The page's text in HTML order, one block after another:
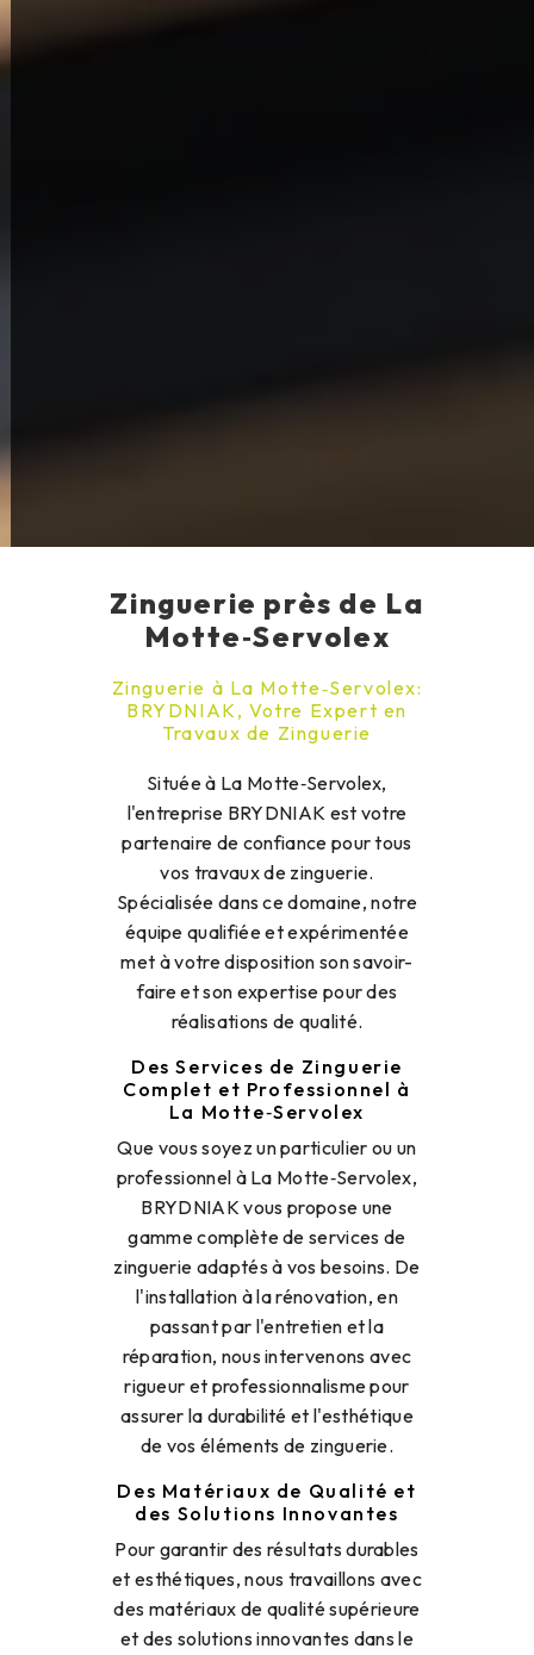
Zinguerie près de La
Motte‑Servolex
Zinguerie à La Motte‑Servolex:
BRYDNIAK, Votre Expert en
Travaux de Zinguerie
Située à La Motte‑Servolex,
l'entreprise BRYDNIAK est votre
partenaire de confiance pour tous
vos travaux de zinguerie.
Spécialisée dans ce domaine, notre
équipe qualifiée et expérimentée
met à votre disposition son savoir-
faire et son expertise pour des
réalisations de qualité.
Des Services de Zinguerie
Complet et Professionnel à
La Motte‑Servolex
Que vous soyez un particulier ou un
professionnel à La Motte‑Servolex,
BRYDNIAK vous propose une
gamme complète de services de
zinguerie adaptés à vos besoins. De
l'installation à la rénovation, en
passant par l'entretien et la
réparation, nous intervenons avec
rigueur et professionnalisme pour
assurer la durabilité et l'esthétique
de vos éléments de zinguerie.
Des Matériaux de Qualité et
des Solutions Innovantes
Pour garantir des résultats durables
et esthétiques, nous travaillons avec
des matériaux de qualité supérieure
et des solutions innovantes dans le